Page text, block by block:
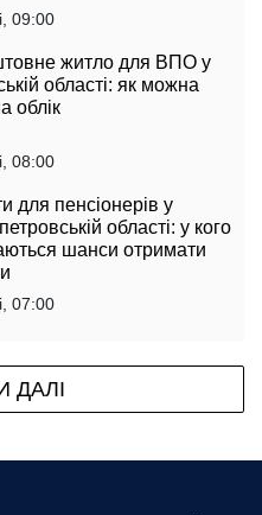
09:00
житло для ВПО у
області: як можна
облік
08:00
для пенсіонерів у
області: у кого
шанси отримати
07:00
ДАЛІ